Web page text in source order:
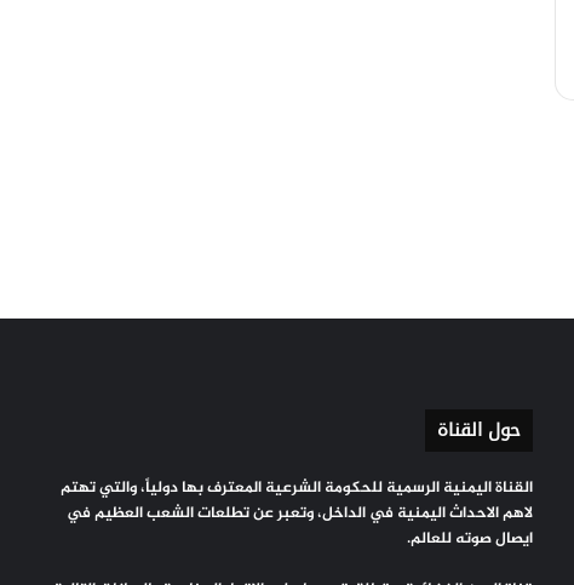
حول القناة
القناة اليمنية الرسمية للحكومة الشرعية المعترف بها دولياً، والتي تهتم
لاهم الاحداث اليمنية في الداخل، وتعبر عن تطلعات الشعب العظيم في
ايصال صوته للعالم.